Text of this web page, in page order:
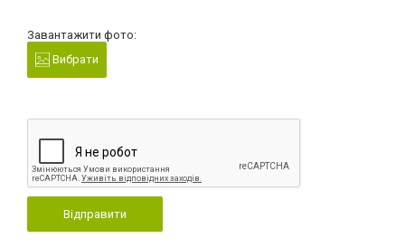
Завантажити фото:
Вибрати
Відправити